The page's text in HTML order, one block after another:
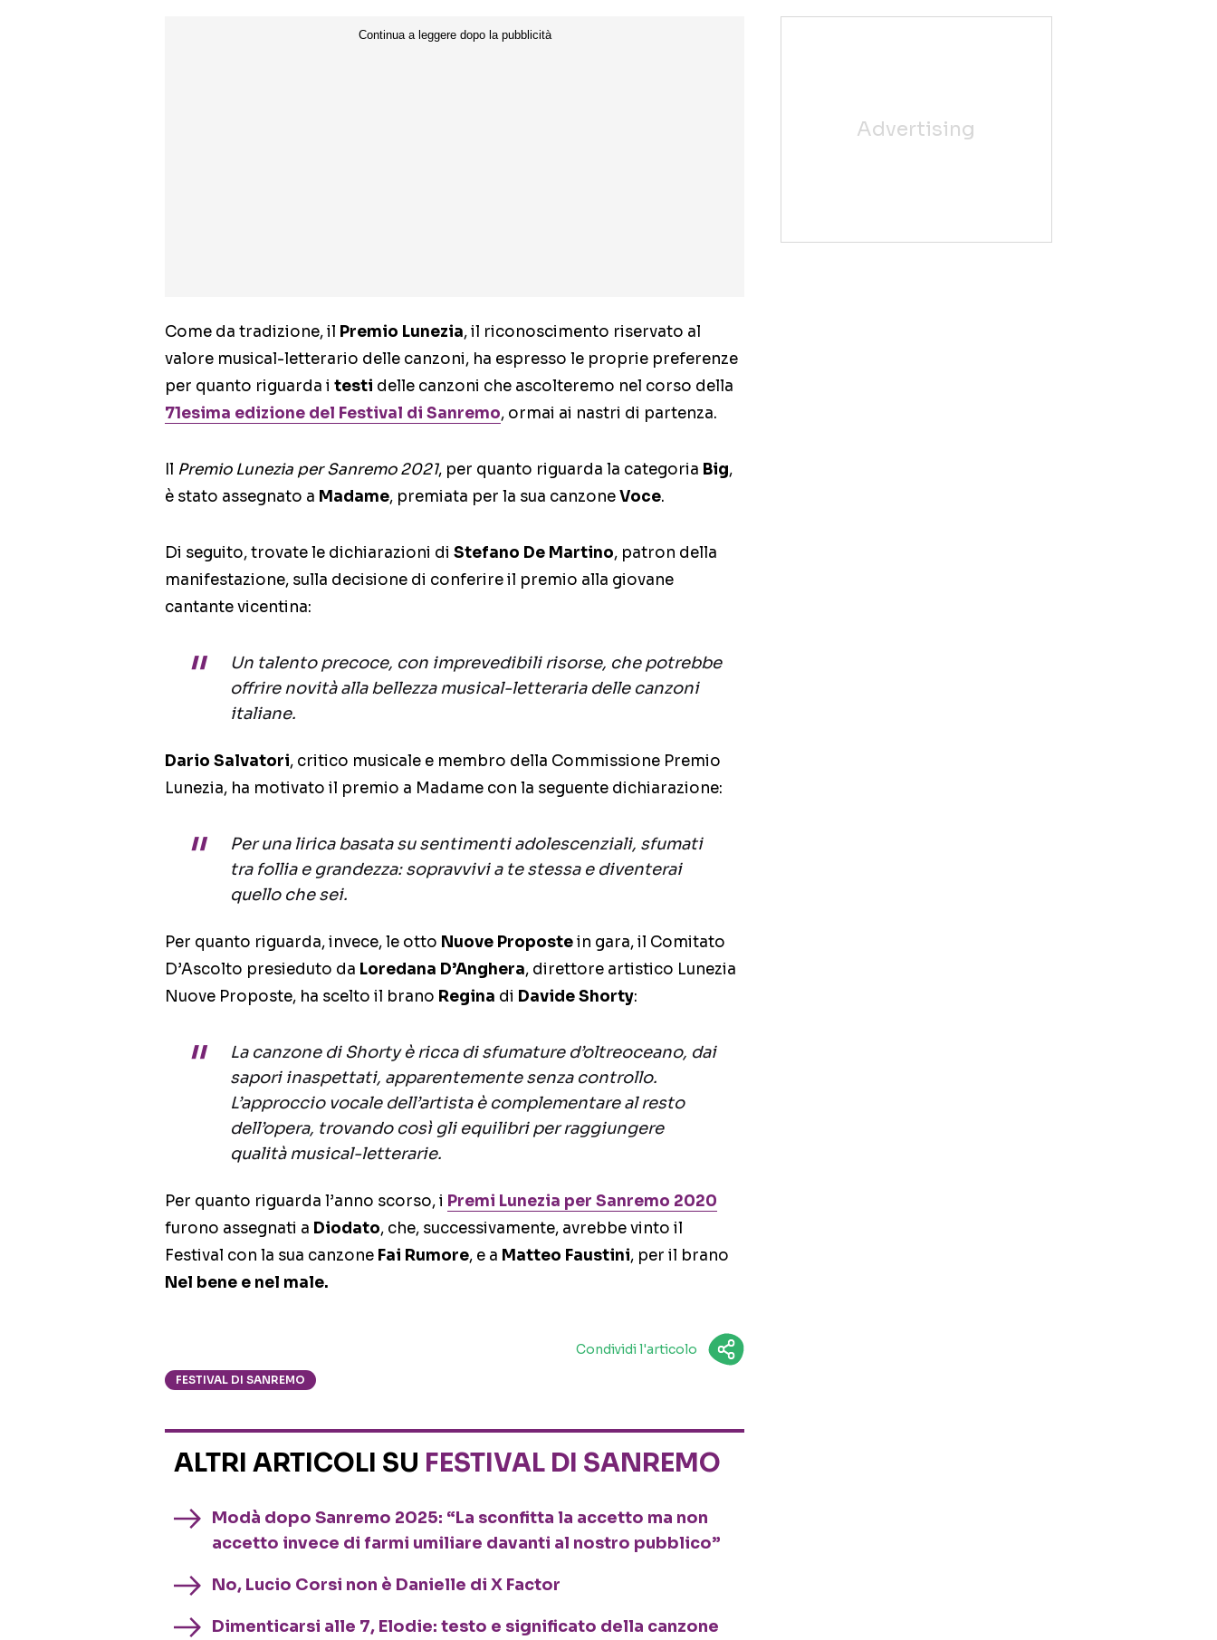
Come da tradizione, il Premio Lunezia, il riconoscimento riservato al
valore musical-letterario delle canzoni, ha espresso le proprie preferenze
per quanto riguarda i testi delle canzoni che ascolteremo nel corso della
71esima edizione del Festival di Sanremo, ormai ai nastri di partenza.
Il Premio Lunezia per Sanremo 2021, per quanto riguarda la categoria Big,
è stato assegnato a Madame, premiata per la sua canzoneVoce.
Di seguito, trovate le dichiarazioni di Stefano De Martino, patron della
manifestazione, sulla decisione di conferire il premio alla giovane
cantante vicentina:
Un talento precoce, con imprevedibili risorse, che potrebbe
offrire novità alla bellezza musical-letteraria delle canzoni
italiane.
Dario Salvatori, critico musicale e membro della Commissione Premio
Lunezia, ha motivato il premio a Madame con la seguente dichiarazione:
Per una lirica basata su sentimenti adolescenziali, sfumati
tra follia e grandezza: sopravvivi a te stessa e diventerai
quello che sei.
Per quanto riguarda, invece, le otto Nuove Propostein gara, il Comitato
D’Ascolto presieduto da Loredana D’Anghera, direttore artistico Lunezia
Nuove Proposte, ha scelto il brano Regina di Davide Shorty:
La canzone di Shorty è ricca di sfumature d’oltreoceano, dai
sapori inaspettati, apparentemente senza controllo.
L’approccio vocale dell’artista è complementare al resto
dell’opera, trovando così gli equilibri per raggiungere
qualità musical-letterarie.
Per quanto riguarda l’anno scorso, i Premi Lunezia per Sanremo 2020
furono assegnati a Diodato, che, successivamente, avrebbe vinto il
Festival con la sua canzone Fai Rumore, e a Matteo Faustini, per il brano
Nel bene e nel male.
Condividi l'articolo
FESTIVAL DI SANREMO
ALTRI ARTICOLI SU FESTIVAL DI SANREMO
Modà dopo Sanremo 2025: “La sconfitta la accetto ma non
accetto invece di farmi umiliare davanti al nostro pubblico”
No, Lucio Corsi non è Danielle di X Factor
Dimenticarsi alle 7, Elodie: testo e significato della canzone